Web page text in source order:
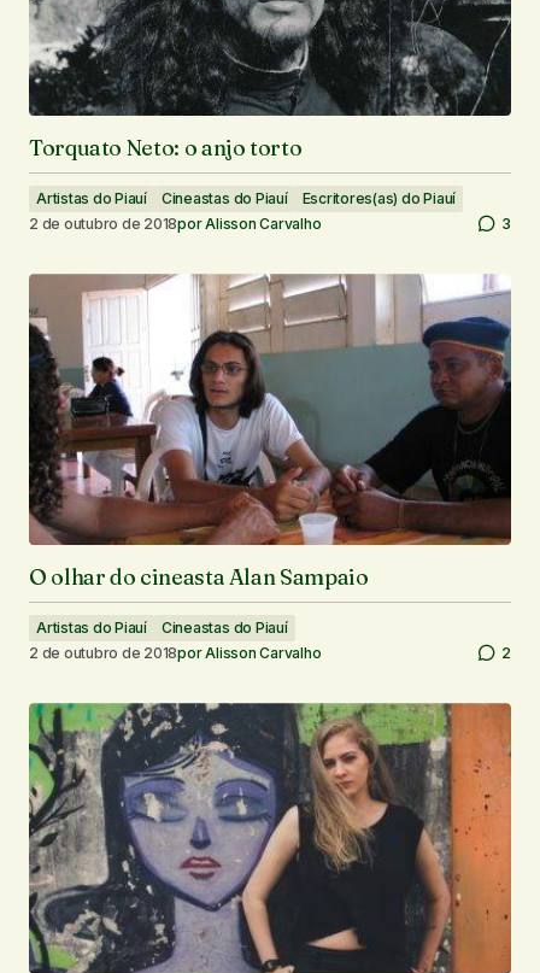
Torquato Neto: o anjo torto
Artistas do Piauí Cineastas do Piauí
Escritores(as) do Piauí
2 de outubro de 2018porAlisson Carvalho 3
O olhar do cineasta Alan Sampaio
Artistas do Piauí
Cineastas do Piauí
2 de outubro de 2018porAlisson Carvalho 2